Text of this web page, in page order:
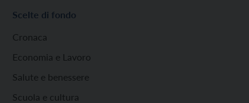
Scelte di fondo
Cronaca
Economia e Lavoro
Salute e benessere
Scuola e cultura